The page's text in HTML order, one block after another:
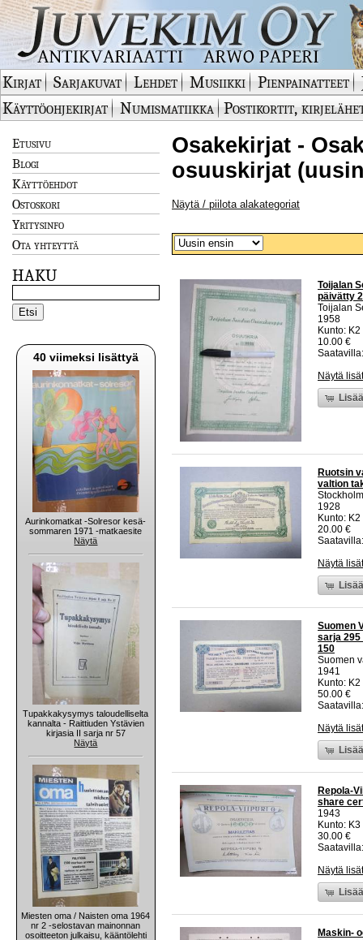
Kirjat Sarjakuvat Lehdet Musiikki Pienpainatteet
Käyttöohjekirjat
Numismatiikka Postikortit,
Etusivu
Blogi
Käyttöehdot
Ostoskori
Yritysinfo
Ota yhteyttä
HAKU
40 viimeksi lisättyä
Aurinkomatkat -Solresor kesä-
sommaren 1971 -matkaesite
Näytä
Tupakkakysymys taloudelliselta
kannalta - Raittiuden Ystävien
kirjasia II sarja nr 57
Näytä
Miesten oma / Naisten oma 1964
nr 2 -selostavan mainonnan
osoitteeton julkaisu, kääntölehti
Osakekirjat -
osuuskirjat
Näytä / piilota alakategoriat
Toijalan
päivätty
Toijalan
1958
Kunto:
10.00 €
Näytä
Ruotsin
valtion
1928
Kunto:
20.00 €
Näytä
Suomen
sarja
150
Suomen
1941
Kunto:
50.00 €
Näytä
Repola-
share
1943
Kunto:
30.00 €
Näytä
Maskin-